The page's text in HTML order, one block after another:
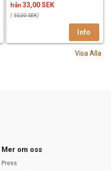
från 33,00 SEK
( 55,00 SEK)
Visa Alla
Mer om oss
Press